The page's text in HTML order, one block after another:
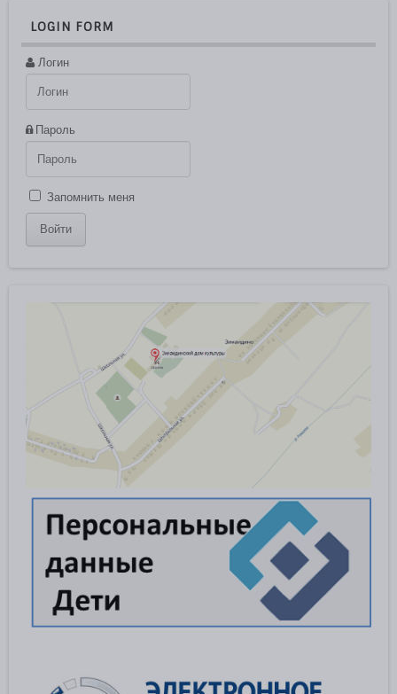
LOGIN FORM
Логин
Пароль
Запомнить меня